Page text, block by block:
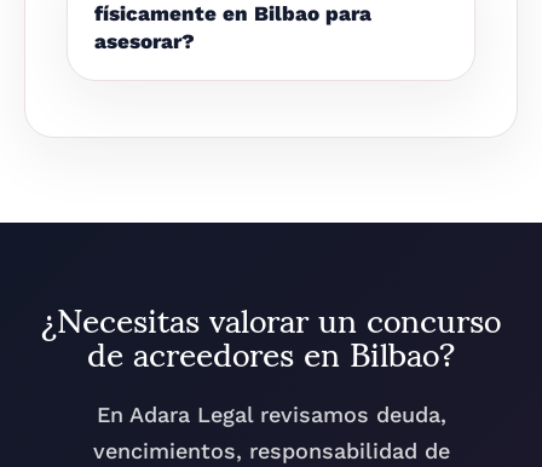
físicamente en Bilbao para
asesorar?
¿Necesitas valorar un concurso
de acreedores en Bilbao?
En Adara Legal revisamos deuda,
vencimientos, responsabilidad de